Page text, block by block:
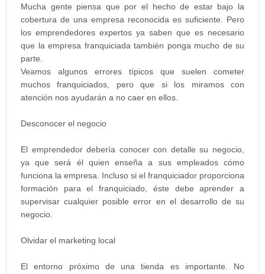
Mucha gente piensa que por el hecho de estar bajo la
cobertura de una empresa reconocida es suficiente. Pero
los emprendedores expertos ya saben que es necesario
que la empresa franquiciada también ponga mucho de su
parte.
Veamos algunos errores típicos que suelen cometer
muchos franquiciados, pero que si los miramos con
atención nos ayudarán a no caer en ellos.
Desconocer el negocio
El emprendedor debería conocer con detalle su negocio,
ya que será él quien enseña a sus empleados cómo
funciona la empresa. Incluso si el franquiciador proporciona
formación para el franquiciado, éste debe aprender a
supervisar cualquier posible error en el desarrollo de su
negocio.
Olvidar el marketing local
El entorno próximo de una tienda es importante. No